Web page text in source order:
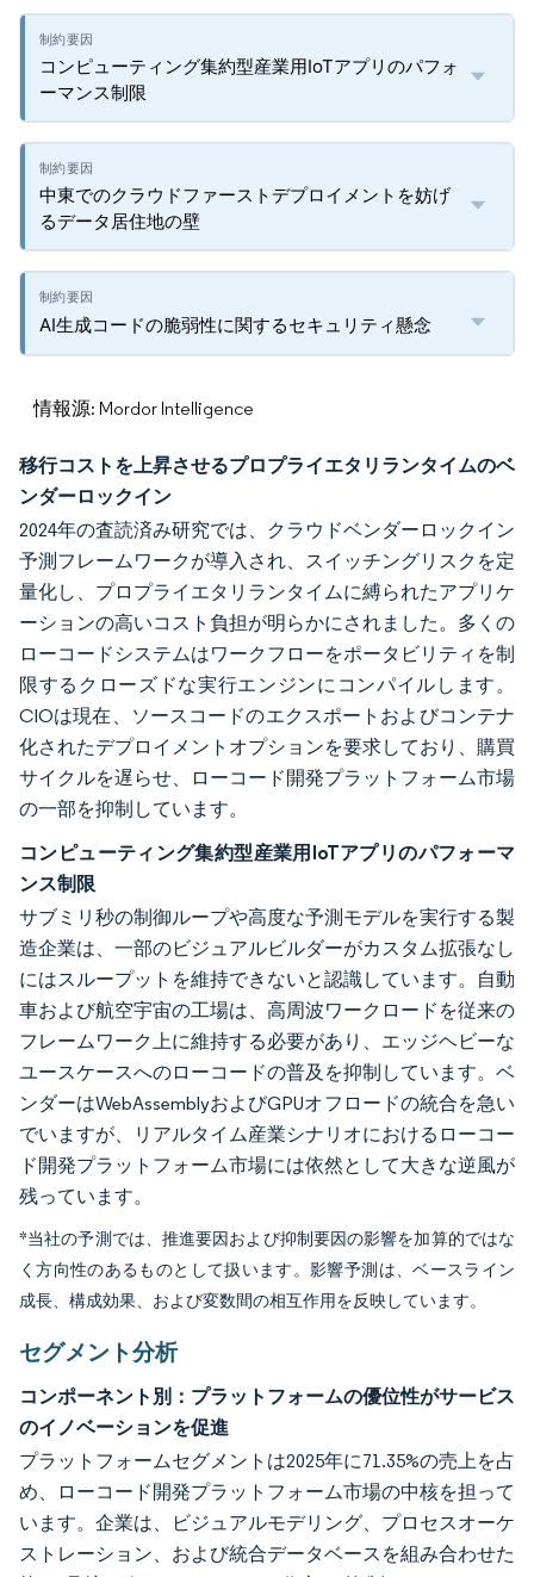
コンピューティング集約型産業用IoTアプリのパフォ
ーマンス制限
中東でのクラウドファーストデプロイメントを妨げ
るデータ居住地の壁
AI生成コードの脆弱性に関するセキュリティ懸念
情報源: Mordor Intelligence
移行コストを上昇させるプロプライエタリランタイムのベ
ンダーロックイン
2024年の査読済み研究では、クラウドベンダーロックイン
予測フレームワークが導入され、スイッチングリスクを定
量化し、プロプライエタリランタイムに縛られたアプリケ
ーションの高いコスト負担が明らかにされました。多くの
ローコードシステムはワークフローをポータビリティを制
限するクローズドな実行エンジンにコンパイルします。
CIOは現在、ソースコードのエクスポートおよびコンテナ
化されたデプロイメントオプションを要求しており、購買
サイクルを遅らせ、ローコード開発プラットフォーム市場
の一部を抑制しています。
コンピューティング集約型産業用IoTアプリのパフォーマ
ンス制限
サブミリ秒の制御ループや高度な予測モデルを実行する製
造企業は、一部のビジュアルビルダーがカスタム拡張なし
にはスループットを維持できないと認識しています。自動
車および航空宇宙の工場は、高周波ワークロードを従来の
フレームワーク上に維持する必要があり、エッジヘビーな
ユースケースへのローコードの普及を抑制しています。ベ
ンダーはWebAssemblyおよびGPUオフロードの統合を急い
でいますが、リアルタイム産業シナリオにおけるローコー
ド開発プラットフォーム市場には依然として大きな逆風が
残っています。
*当社の予測では、推進要因および抑制要因の影響を加算的ではな
く方向性のあるものとして扱います。影響予測は、ベースライン
成長、構成効果、および変数間の相互作用を反映しています。
セグメント分析
コンポーネント別：プラットフォームの優位性がサービス
のイノベーションを促進
プラットフォームセグメントは2025年に71.35%の売上を占
め、ローコード開発プラットフォーム市場の中核を担って
います。企業は、ビジュアルモデリング、プロセスオーケ
ストレーション、および統合データベースを組み合わせた